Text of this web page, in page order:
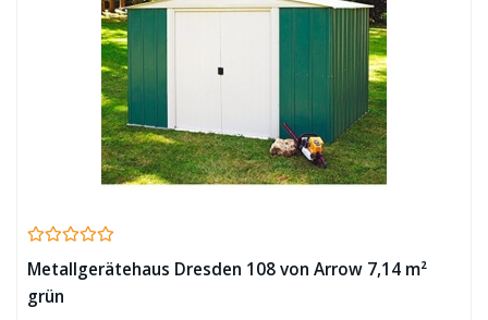
Metallgerätehaus Dresden 108 von Arrow 7,14 m²
grün